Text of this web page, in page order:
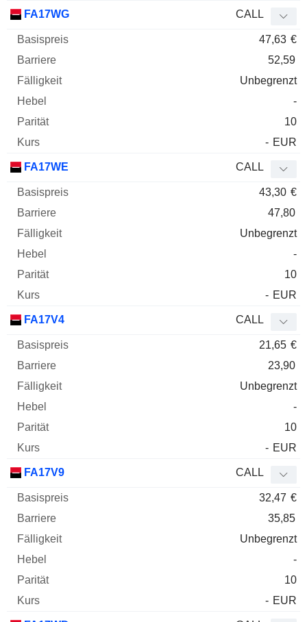
FA17WG CALL
47,63 €
52,59
Unbegrenzt
-
10
- EUR
FA17WE CALL
43,30 €
47,80
Unbegrenzt
-
10
- EUR
FA17V4 CALL
21,65 €
23,90
Unbegrenzt
-
10
- EUR
FA17V9 CALL
32,47 €
35,85
Unbegrenzt
-
10
- EUR